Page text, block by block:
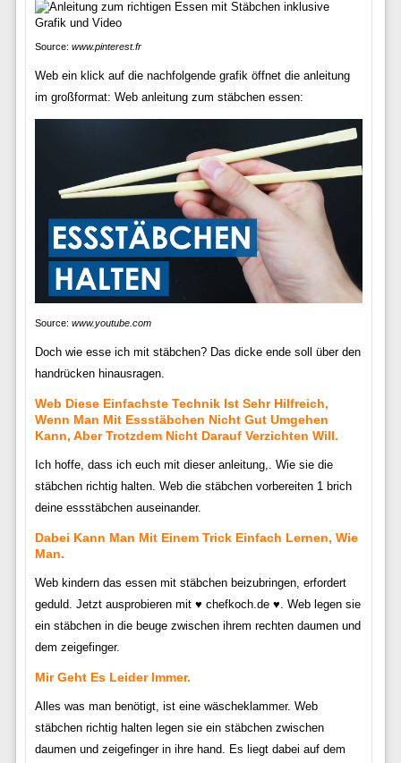
Source: www.pinterest.fr
Web ein klick auf die nachfolgende grafik öffnet die anleitung
im großformat: Web anleitung zum stäbchen essen:
Source: www.youtube.com
Doch wie esse ich mit stäbchen? Das dicke ende soll über den
handrücken hinausragen.
Web Diese Einfachste Technik Ist Sehr Hilfreich,
Wenn Man Mit Essstäbchen Nicht Gut Umgehen
Kann, Aber Trotzdem Nicht Darauf Verzichten Will.
Ich hoffe, dass ich euch mit dieser anleitung,. Wie sie die
stäbchen richtig halten. Web die stäbchen vorbereiten 1 brich
deine essstäbchen auseinander.
Dabei Kann Man Mit Einem Trick Einfach Lernen, Wie
Man.
Web kindern das essen mit stäbchen beizubringen, erfordert
geduld. Jetzt ausprobieren mit ♥ chefkoch.de ♥. Web legen sie
ein stäbchen in die beuge zwischen ihrem rechten daumen und
dem zeigefinger.
Mir Geht Es Leider Immer.
Alles was man benötigt, ist eine wäscheklammer. Web
stäbchen richtig halten legen sie ein stäbchen zwischen
daumen und zeigefinger in ihre hand. Es liegt dabei auf dem